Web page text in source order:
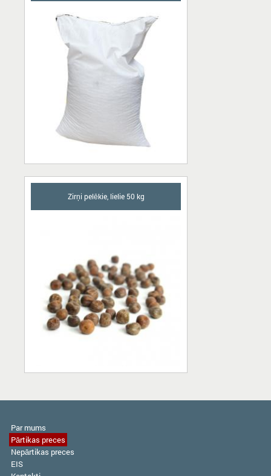
Zirņi pelēkie, lielie 50 kg
Par mums
Pārtikas preces
Nepārtikas preces
EIS